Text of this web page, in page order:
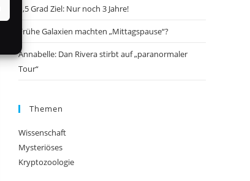
1,5 Grad Ziel: Nur noch 3 Jahre!
Frühe Galaxien machten „Mittagspause“?
Annabelle: Dan Rivera stirbt auf „paranormaler
Tour“
Themen
Wissenschaft
Mysteriöses
Kryptozoologie